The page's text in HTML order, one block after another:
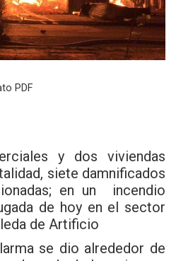
PDF
y dos viviendas
siete damnificados
en un incendio
de hoy en el sector
de Artificio
se dio alrededor de